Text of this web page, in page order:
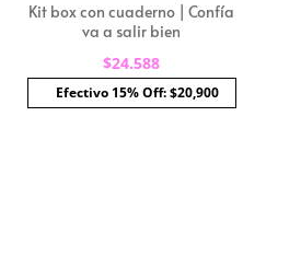
Kit box con cuaderno | Confía
va a salir bien
$24.588
Efectivo 15% Off: $20,900